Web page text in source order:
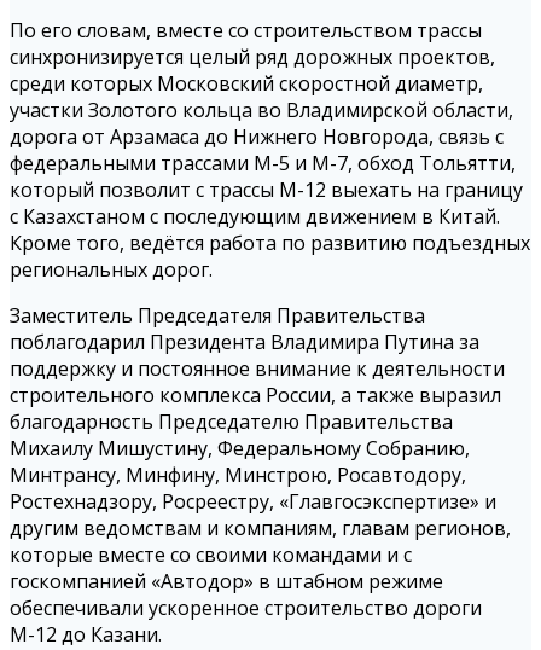
По его словам, вместе со строительством трассы
синхронизируется целый ряд дорожных проектов,
среди которых Московский скоростной диаметр,
участки Золотого кольца во Владимирской области,
дорога от Арзамаса до Нижнего Новгорода, связь с
федеральными трассами М-5 и М-7, обход Тольятти,
который позволит с трассы М-12 выехать на границу
с Казахстаном с последующим движением в Китай.
Кроме того, ведётся работа по развитию подъездных
региональных дорог.
Заместитель Председателя Правительства
поблагодарил Президента Владимира Путина за
поддержку и постоянное внимание к деятельности
строительного комплекса России, а также выразил
благодарность Председателю Правительства
Михаилу Мишустину, Федеральному Собранию,
Минтрансу, Минфину, Минстрою, Росавтодору,
Ростехнадзору, Росреестру, «Главгосэкспертизе» и
другим ведомствам и компаниям, главам регионов,
которые вместе со своими командами и с
госкомпанией «Автодор» в штабном режиме
обеспечивали ускоренное строительство дороги
М-12 до Казани.